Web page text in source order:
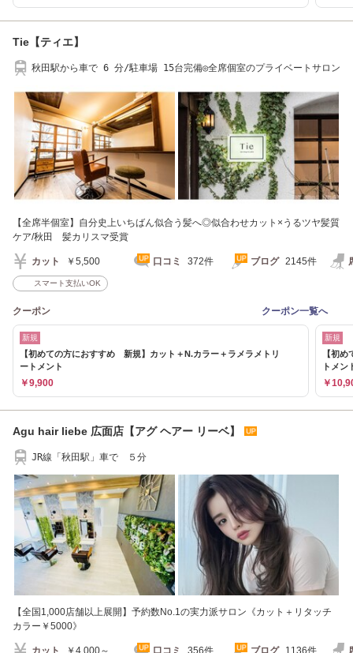
Tie【ティエ】
秋田駅から車で 6 分/駐車場 15台完備◎全席個室のプライベートサロン
【全席半個室】自分史上いちばん似合う髪へ◎似合わせカット×うるツヤ髪質
ケア/秋田 髪カリスマ受賞
カット ￥5,500 口コミ 372件 ブログ 2145件
スマート支払いOK
クーポン クーポン一覧へ
新規
【初めての方におすすめ 新規】カット＋N.カラー＋ラメラメトリ
ートメント
￥9,900
新規
【初
トメン
￥
Agu hair liebe 広面店【アグ ヘアー リーベ】
JR線「秋田駅」車で ５分
【全国1,000店舗以上展開】予約数No.1の実力派サロン《カット＋リタッチ
カラー￥5000》
カット ￥4,000～ 口コミ 356件 ブログ 1136件